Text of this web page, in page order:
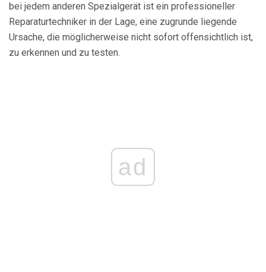
bei jedem anderen Spezialgerät ist ein professioneller
Reparaturtechniker in der Lage, eine zugrunde liegende
Ursache, die möglicherweise nicht sofort offensichtlich ist,
zu erkennen und zu testen.
ad